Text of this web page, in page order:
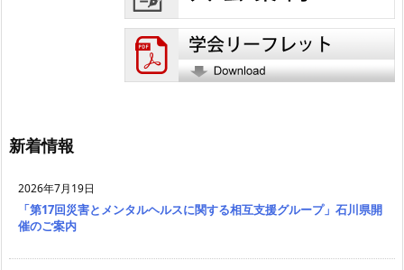
新着情報
2026年7月19日
「第17回災害とメンタルヘルスに関する相互支援グループ」石川県開
催のご案内